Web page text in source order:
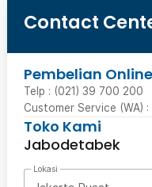
Contact
Pembelian Online
Telp : (021) 39 700 200
Customer Service (WA) :
Toko Kami
Jabodetabek
Lokasi